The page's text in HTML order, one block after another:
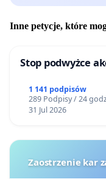
Inne petycje, które
Stop podwyżce
1 141 podpisów
289 Podpisy / 24
31 Jul 2026
Zaostrzenie kar